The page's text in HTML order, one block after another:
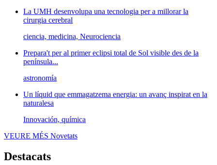
La UMH desenvolupa una tecnologia per a millorar la
cirurgia cerebral
ciencia, medicina, Neurociencia
Prepara't per al primer eclipsi total de Sol visible des de la
península...
astronomía
Un líquid que emmagatzema energia: un avanç inspirat en la
naturalesa
Innovación, química
VEURE MÉS Novetats
Destacats